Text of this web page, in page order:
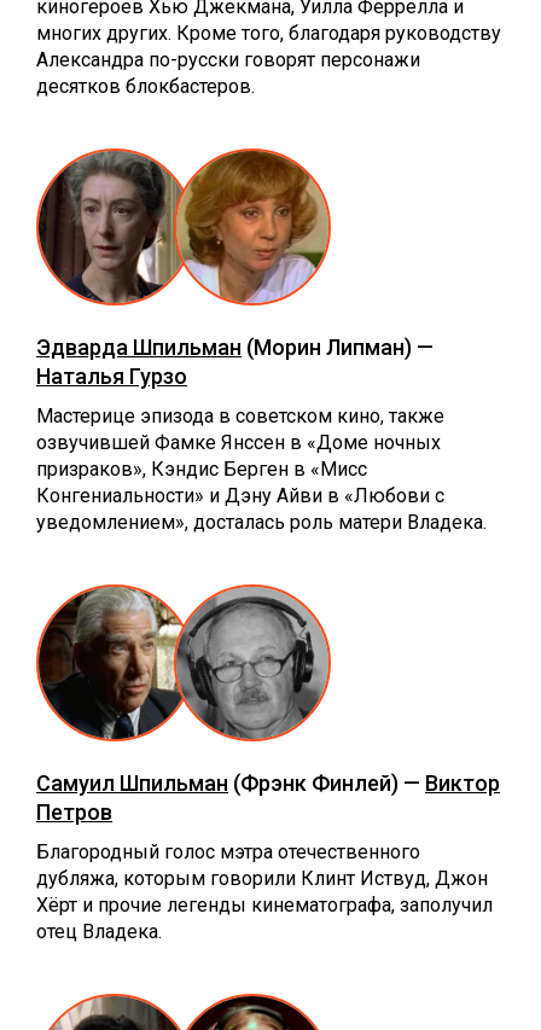
киногероев Хью Джекмана, Уилла Феррелла и
многих других. Кроме того, благодаря руководству
Александра по-русски говорят персонажи
десятков блокбастеров.
Эдварда Шпильман (Морин Липман) —
Наталья Гурзо
Мастерице эпизода в советском кино, также
озвучившей Фамке Янссен в «Доме ночных
призраков», Кэндис Берген в «Мисс
Конгениальности» и Дэну Айви в «Любови с
уведомлением», досталась роль матери Владека.
Самуил Шпильман (Фрэнк Финлей) — Виктор
Петров
Благородный голос мэтра отечественного
дубляжа, которым говорили Клинт Иствуд, Джон
Хёрт и прочие легенды кинематографа, заполучил
отец Владека.